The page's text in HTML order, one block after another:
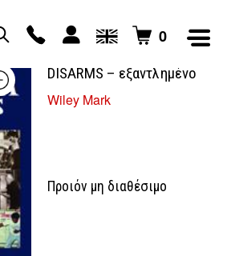
0
DISARMS – εξαντλημένο
Wiley Mark
Προιόν μη διαθέσιμο